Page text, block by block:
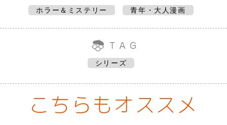
ホラー＆ミステリー 青年・大人漫画
シリーズ
こちらもオススメ